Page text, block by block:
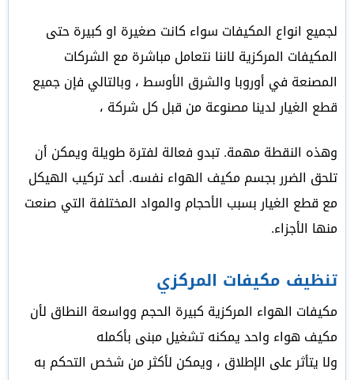
لجميع انواع المكيفات سواء كانت صغيرة او كبيرة حتى
المكيفات المركزية لاننا نتعامل مباشرة مع الشركات
المصنعة في أوروبا والشرق الأوسط ، وبالتالي فإن جميع
قطع الغيار لدينا مصنوعة من قبل كل شركة ،
وهذه النقطة مهمة. تبدو فعالة لفترة طويلة ويمكن أن
تلحق الضرر بجسم مكيف الهواء نفسه. أعد تركيب الهيكل
مع قطع الغيار بسبب الأحجام والمواد المختلفة التي صنعت
منها الأجزاء.
تنظيف مكيفات المركزي
مكيفات الهواء المركزية كبيرة الحجم وواسعة النطاق لأن
مكيف هواء واحد يمكنه تشغيل مبنى بأكمله
ولا يتأثر على الإطلاق ، ويمكن لأكثر من شخص التحكم به